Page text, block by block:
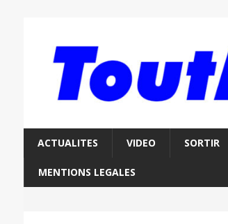
ACTUALITES VIDEO SORTIR
MENTIONS LEGALES